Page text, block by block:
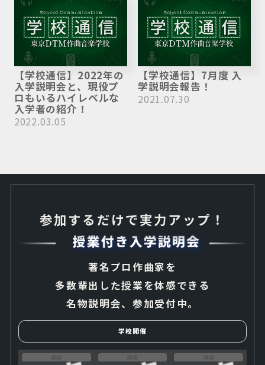
【学校通信】2022年の
入学説明会と、現役プ
ロもいるハイレベルな
入学者の紹介！
2022.03.05
【学校通信】7月度 入
学説明会報告！
2021.07.30
参加するだけで実力アップ！
著名プロ作曲家を
多数輩出した授業を体感できる
名物説明会、参加受付中。
学校開催